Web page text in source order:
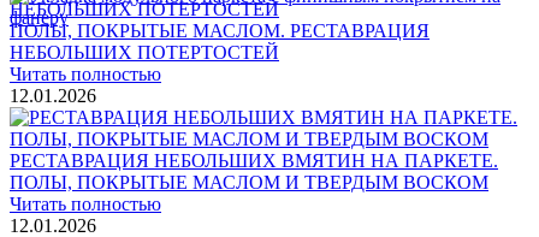
ПОЛЫ, ПОКРЫТЫЕ МАСЛОМ. РЕСТАВРАЦИЯ
НЕБОЛЬШИХ ПОТЕРТОСТЕЙ
Читать полностью
12.01.2026
РЕСТАВРАЦИЯ НЕБОЛЬШИХ ВМЯТИН НА ПАРКЕТЕ.
ПОЛЫ, ПОКРЫТЫЕ МАСЛОМ И ТВЕРДЫМ ВОСКОМ
Читать полностью
12.01.2026